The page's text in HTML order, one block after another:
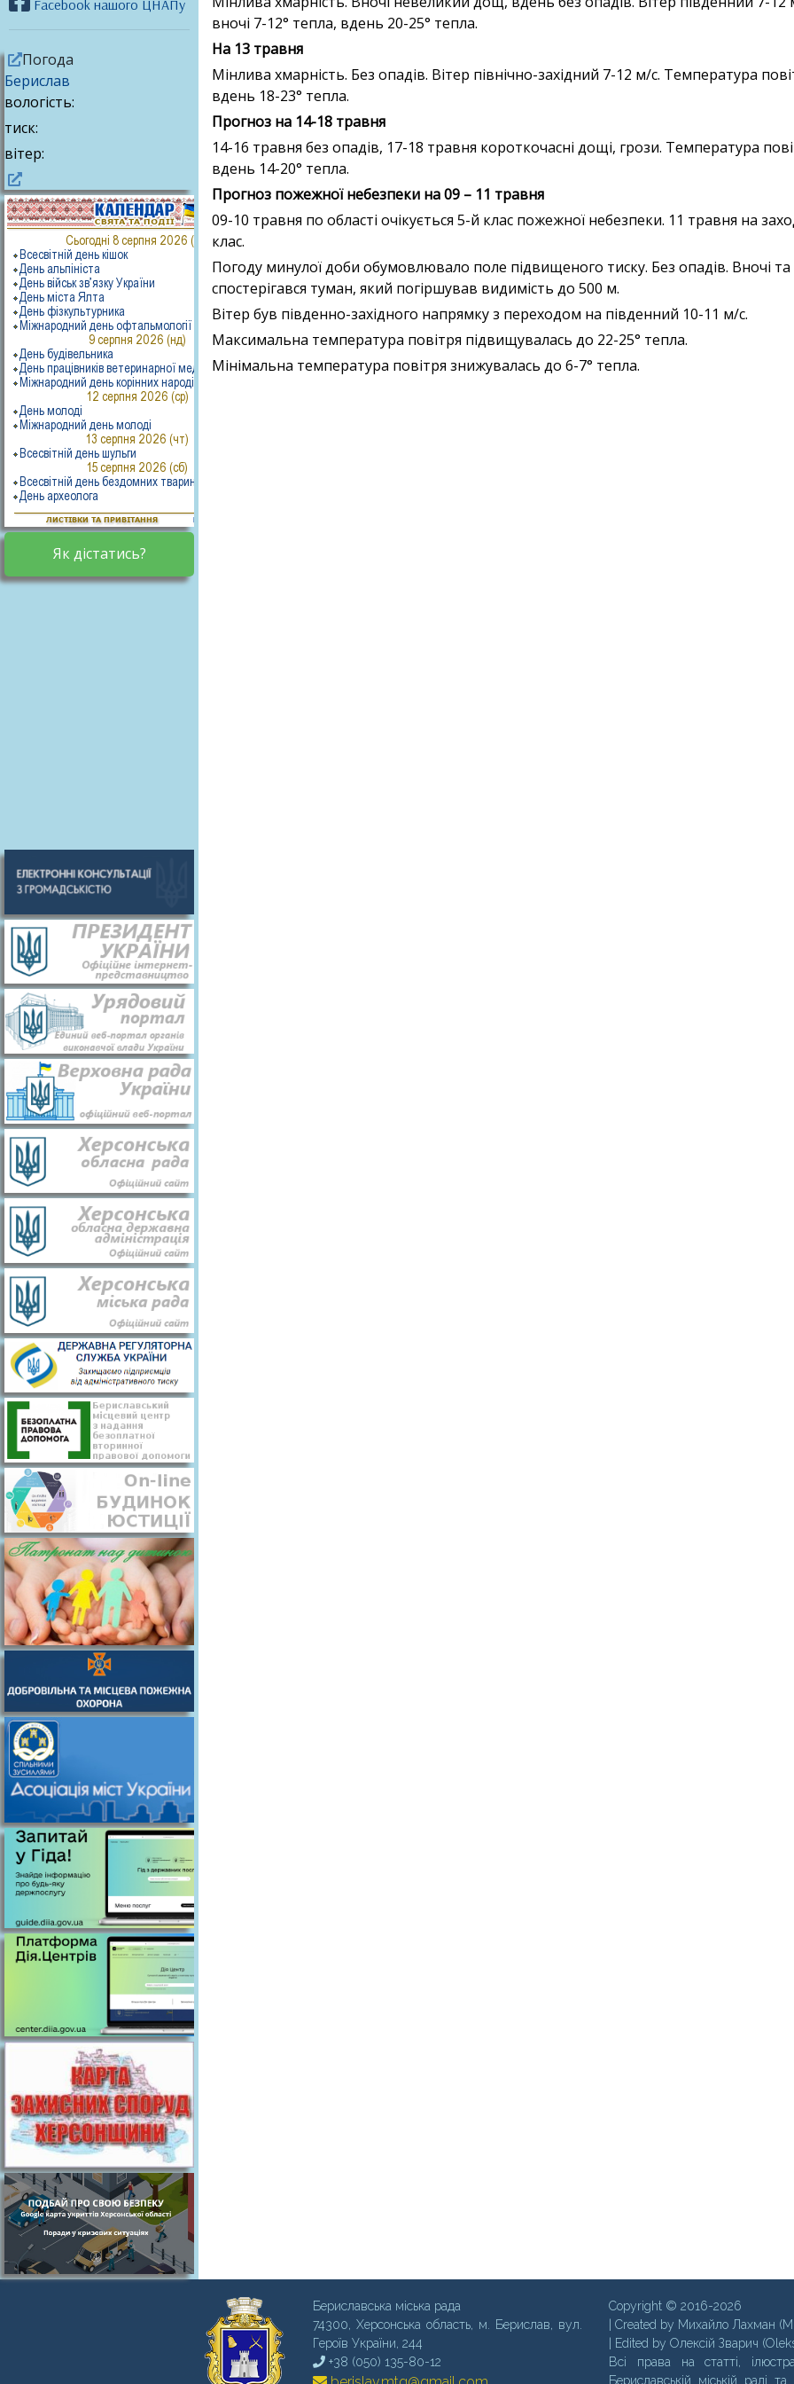
Facebook нашого ЦНАПу
Погода
Берислав
вологість:
тиск:
вітер:
Як дістатись?
вночі 7-12° тепла, вдень 20-25° тепла.
На 13 травня
Мінлива хмарність. Без опадів. Вітер північно-західний 7-12 м/с. Температура
вдень 18-23° тепла.
Прогноз на 14-18 травня
14-16 травня без опадів, 17-18 травня короткочасні дощі, грози. Температура
вдень 14-20° тепла.
Прогноз пожежної небезпеки на 09 – 11 травня
09-10 травня по області очікується 5-й клас пожежної небезпеки. 11 травня на
клас.
Погоду минулої доби обумовлювало поле підвищеного тиску. Без опадів. Вночі та
спостерігався туман, який погіршував видимість до 500 м.
Вітер був південно-західного напрямку з переходом на південний 10-11 м/с.
Максимальна температура повітря підвищувалась до 22-25° тепла.
Мінімальна температура повітря знижувалась до 6-7° тепла.
Бериславська міська рада
74300, Херсонська область, м. Бериcлав, вул.
Героїв України, 244
+38 (050) 135-80-12
Copyright © 2016-2026
| Created by Михайло Лахман
| Edited by Олексій Зварич
Всі права на статті,
Бериславській міській раді